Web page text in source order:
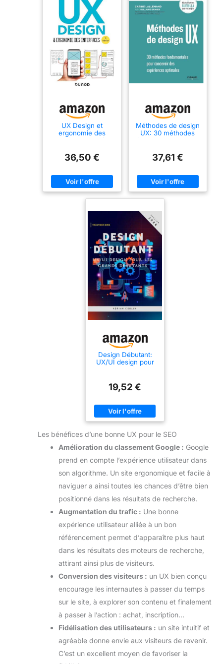
UX Design et
ergonomie des
36,50 €
Méthodes de design
UX: 30 méthodes
expériences
optimales
37,61 €
Design Débutant:
UX/UI design pour
19,52 €
Les bénéfices d’une bonne UX pour le SEO
Amélioration du classement Google : Google
prend en compte l’expérience utilisateur dans
son algorithme. Un site ergonomique et facile à
naviguer a ainsi toutes les chances d’être bien
positionné dans les résultats de recherche.
Augmentation du trafic : Une bonne
expérience utilisateur alliée à un bon
référencement permet d’apparaître plus haut
dans les résultats des moteurs de recherche,
attirant ainsi plus de visiteurs.
Conversion des visiteurs : un UX bien conçu
encourage les internautes à passer du temps
sur le site, à explorer son contenu et finalement
à passer à l’action : achat, inscription…
Fidélisation des utilisateurs : un site intuitif et
agréable donne envie aux visiteurs de revenir.
C’est un excellent moyen de favoriser la